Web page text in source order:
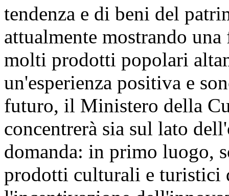
tendenza e di beni del
attualmente mostrando
molti prodotti popolari
un'esperienza positiva e
futuro, il Ministero della
concentrerà sia sul lato
domanda: in primo luogo,
prodotti culturali e turistici